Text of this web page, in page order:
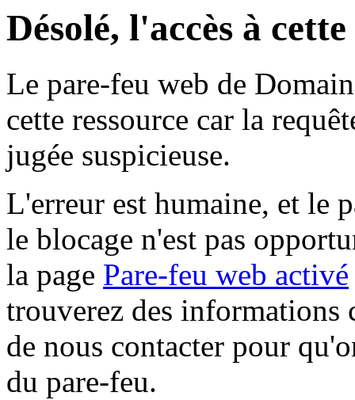
Désolé, l'accès à
Le pare-feu web de
cette ressource car la
jugée suspicieuse.
L'erreur est humaine, et le
le blocage n'est pas
la page Pare-feu web activé
trouverez des informations
de nous contacter pour
du pare-feu.